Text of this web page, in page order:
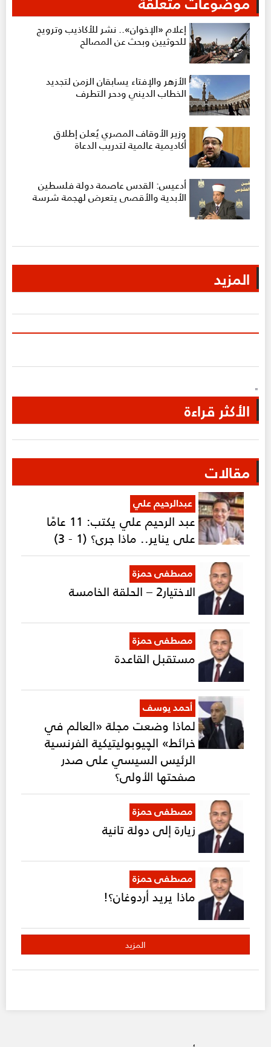
إعلام «الإخوان».. نشر للأكاذيب وترويج
للحوثيين وبحث عن المصالح
الأزهر والإفتاء يسابقان الزمن لتجديد
الخطاب الديني ودحر التطرف
وزير الأوقاف المصري يُعلن إطلاق
أكاديمية عالمية لتدريب الدعاة
أدعيس: القدس عاصمة دولة فلسطين
الأبدية والأقصى يتعرض لهجمة شرسة
المزيد
"
الأكثر قراءة
مقالات
عبدالرحيم علي
عبد الرحيم علي يكتب: 11 عامًا
على يناير.. ماذا جرى؟ (1 - 3)
مصطفى حمزة
الاختيار2 – الحلقة الخامسة
مصطفى حمزة
مستقبل القاعدة
أحمد يوسف
لماذا وضعت مجلة «العالم في
خرائط» الچيوبوليتيكية الفرنسية
الرئيس السيسي على صدر
صفحتها الأولى؟
مصطفى حمزة
زيارة إلى دولة تانية
مصطفى حمزة
ماذا يريد أردوغان؟!
المزيد